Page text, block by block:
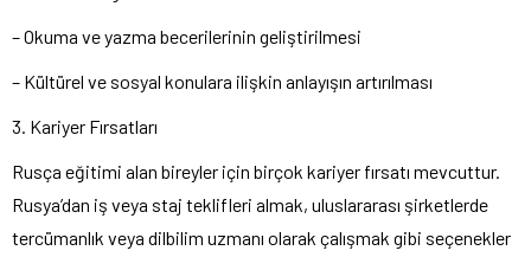
– Okuma ve yazma becerilerinin geliştirilmesi
– Kültürel ve sosyal konulara ilişkin anlayışın artırılması
3. Kariyer Fırsatları
Rusça eğitimi alan bireyler için birçok kariyer fırsatı mevcuttur.
Rusya’dan iş veya staj teklifleri almak, uluslararası şirketlerde
tercümanlık veya dilbilim uzmanı olarak çalışmak gibi seçenekler